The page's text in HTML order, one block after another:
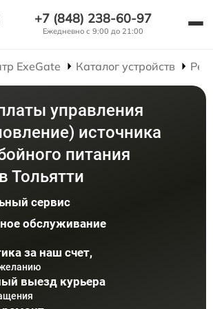
+7 (848) 238-60-97
Ежедневно с 9:00 до 21:00
ExeGate Каталог устройств
управления
источника
питания
Тольятти
сервис
обслуживание
за наш счет,
выезд курьера